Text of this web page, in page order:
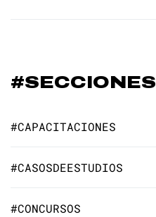
#SECCIONES
#CAPACITACIONES
#CASOSDEESTUDIOS
#CONCURSOS